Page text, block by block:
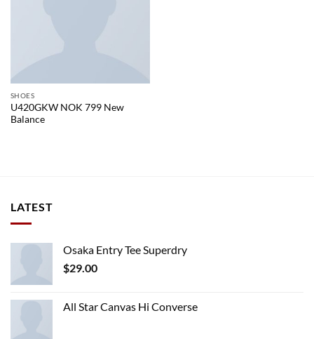
SHOES
U420GKW NOK 799 New
Balance
LATEST
Osaka Entry Tee Superdry
$29.00
All Star Canvas Hi Converse